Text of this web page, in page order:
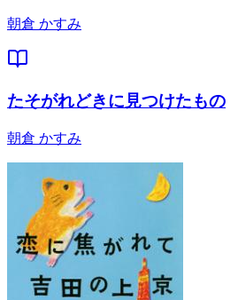
朝倉 かすみ
たそがれどきに見つけたもの
朝倉 かすみ